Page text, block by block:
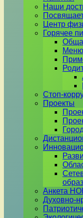
Наши
Центр
Горячее
Меню
Стоп-
Проекты
Анкета
Духовно-